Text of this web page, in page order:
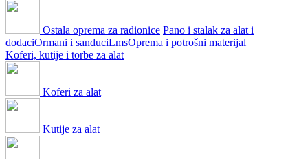
Ostala oprema za radionice Pano i stalak za alat i
dodaciOrmani i sanduciLmsOprema i potrošni materijal
Koferi, kutije i torbe za alat
Koferi za alat
Kutije za alat